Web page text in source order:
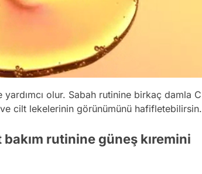
olur. Sabah rutinine birkaç damla C
cilt lekelerinin görünümünü hafifletebilirsin.
rutinine güneş kıremini